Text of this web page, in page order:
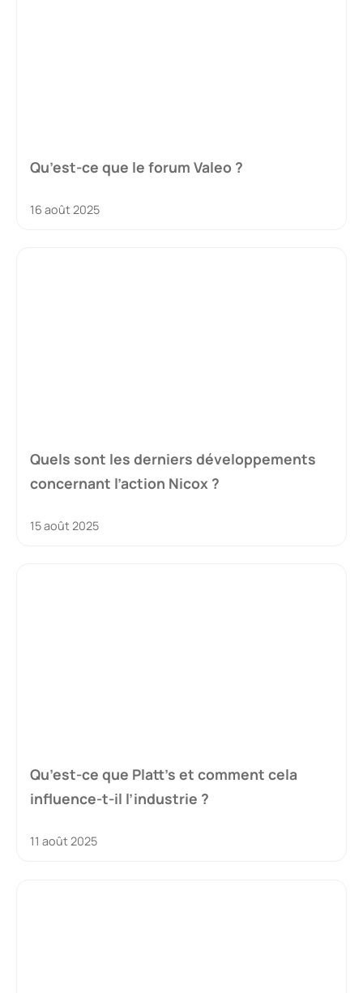
Qu’est-ce que le forum Valeo ?
16 août 2025
Quels sont les derniers développements
concernant l’action Nicox ?
15 août 2025
Qu’est-ce que Platt’s et comment cela
influence-t-il l’industrie ?
11 août 2025